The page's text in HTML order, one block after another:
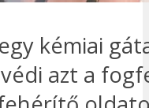
kémiai
azt a